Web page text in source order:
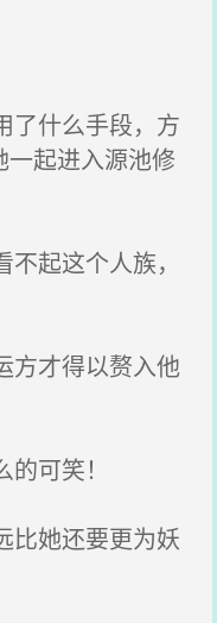
什么手段，方
一起进入源池修
起这个人族，
才得以赘入他
可笑！
她还要更为妖